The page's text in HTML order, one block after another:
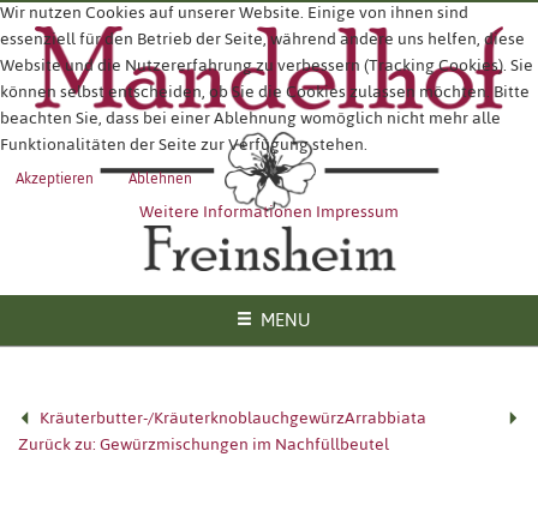
MENU
Kräuterbutter-/KräuterknoblauchgewürzArrabbiata
Zurück zu: Gewürzmischungen im Nachfüllbeutel
Wir nutzen Cookies auf unserer Website. Einige von ihnen sind
essenziell für den Betrieb der Seite, während andere uns helfen, diese
Website und die Nutzererfahrung zu verbessern (Tracking Cookies). Sie
können selbst entscheiden, ob Sie die Cookies zulassen möchten. Bitte
beachten Sie, dass bei einer Ablehnung womöglich nicht mehr alle
Funktionalitäten der Seite zur Verfügung stehen.
Akzeptieren Ablehnen
Weitere InformationenImpressum